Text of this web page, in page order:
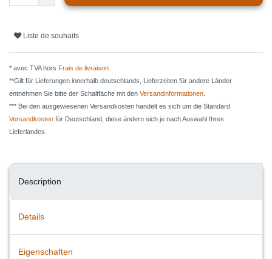
Liste de souhaits
* avec TVA hors Frais de livraison
**Gilt für Lieferungen innerhalb deutschlands, Lieferzeiten für andere Länder
entnehmen Sie bitte der Schaltfäche mit den Versandinformationen
*** Bei den ausgewiesenen Versandkosten handelt es sich um die Standard
Versandkosten für Deutschland, diese ändern sich je nach Auswahl Ihres
Lieferlandes.
Description
Details
Eigenschaften